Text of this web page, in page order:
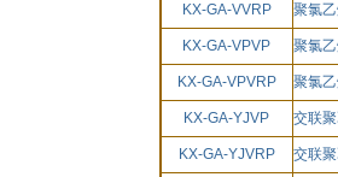
KX-GA-VVRP 聚氯
KX-GA-VPVP 聚氯
KX-GA-VPVRP 聚氯
KX-GA-YJVP 交联
KX-GA-YJVRP 交联